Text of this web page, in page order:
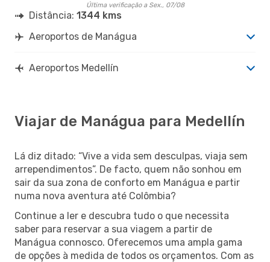
Última verificação a Sex., 07/08
Distância: 1344 kms
Aeroportos de Manágua
Aeroportos Medellín
Viajar de Manágua para Medellín
Lá diz ditado: “Vive a vida sem desculpas, viaja sem
arrependimentos”. De facto, quem não sonhou em
sair da sua zona de conforto em Manágua e partir
numa nova aventura até Colômbia?
Continue a ler e descubra tudo o que necessita
saber para reservar a sua viagem a partir de
Manágua connosco. Oferecemos uma ampla gama
de opções à medida de todos os orçamentos. Com as